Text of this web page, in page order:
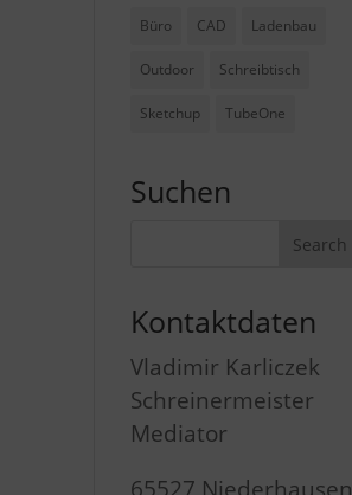
Büro CAD Ladenbau
Outdoor Schreibtisch
Sketchup TubeOne
Suchen
Kontaktdaten
Vladimir Karliczek
Schreinermeister
Mediator